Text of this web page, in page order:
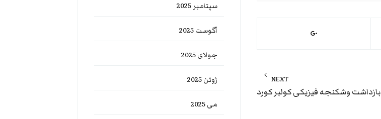
NEXT
Nextبازداشت وشکنجه فیزیکی کولبر کورد
سپتامبر 2025
آگوست 2025
جولای 2025
ژوئن 2025
می 2025